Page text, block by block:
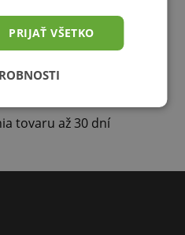
od 49,00 € do 15 kg
tovaru až 30 dní
PRIJAŤ VŠETKO